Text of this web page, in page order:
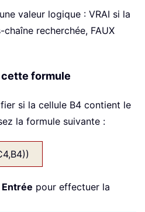
valeur logique : VRAI si la
recherchée, FAUX
formule
si la cellule B4 contient le
la formule suivante :
Entrée pour effectuer la